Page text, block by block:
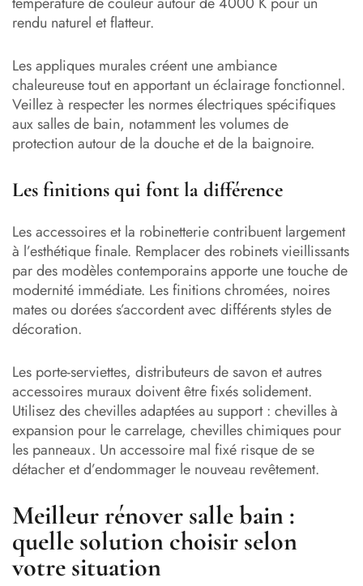
rendu naturel et flatteur.
Les appliques murales créent une ambiance
chaleureuse tout en apportant un éclairage fonctionnel.
Veillez à respecter les normes électriques spécifiques
aux salles de bain, notamment les volumes de
protection autour de la douche et de la baignoire.
Les finitions qui font la différence
Les accessoires et la robinetterie contribuent largement
à l’esthétique finale. Remplacer des robinets vieillissants
par des modèles contemporains apporte une touche de
modernité immédiate. Les finitions chromées, noires
mates ou dorées s’accordent avec différents styles de
décoration.
Les porte-serviettes, distributeurs de savon et autres
accessoires muraux doivent être fixés solidement.
Utilisez des chevilles adaptées au support : chevilles à
expansion pour le carrelage, chevilles chimiques pour
les panneaux. Un accessoire mal fixé risque de se
détacher et d’endommager le nouveau revêtement.
Meilleur rénover salle bain :
quelle solution choisir selon
votre situation